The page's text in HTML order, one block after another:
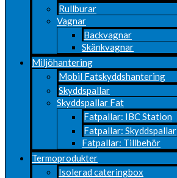
Rullburar
Vagnar
Backvagnar
Skänkvagnar
Miljöhantering
Mobil Fatskyddshantering
Skyddspallar
Skyddspallar Fat
Fatpallar: IBC Station
Fatpallar: Skyddspallar
Fatpallar: Tillbehör
Termoprodukter
Isolerad cateringbox